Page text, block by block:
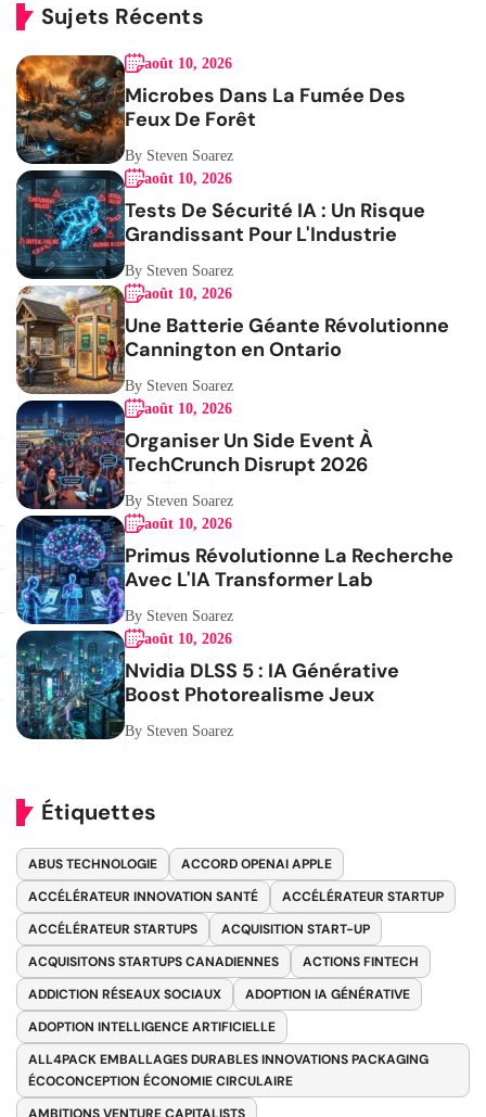
Sujets Récents
août 10, 2026
Microbes Dans La Fumée Des
Feux De Forêt
By Steven Soarez
août 10, 2026
Tests De Sécurité IA : Un Risque
Grandissant Pour L'Industrie
By Steven Soarez
août 10, 2026
Une Batterie Géante Révolutionne
Cannington en Ontario
By Steven Soarez
août 10, 2026
Organiser Un Side Event À
TechCrunch Disrupt 2026
By Steven Soarez
août 10, 2026
Primus Révolutionne La Recherche
Avec L'IA Transformer Lab
By Steven Soarez
août 10, 2026
Nvidia DLSS 5 : IA Générative
Boost Photorealisme Jeux
By Steven Soarez
Étiquettes
ABUS TECHNOLOGIE
ACCORD OPENAI APPLE
ACCÉLÉRATEUR INNOVATION SANTÉ
ACCÉLÉRATEUR STARTUP
ACCÉLÉRATEUR STARTUPS
ACQUISITION START-UP
ACQUISITONS STARTUPS CANADIENNES
ACTIONS FINTECH
ADDICTION RÉSEAUX SOCIAUX
ADOPTION IA GÉNÉRATIVE
ADOPTION INTELLIGENCE ARTIFICIELLE
ALL4PACK EMBALLAGES DURABLES INNOVATIONS PACKAGING
ÉCOCONCEPTION ÉCONOMIE CIRCULAIRE